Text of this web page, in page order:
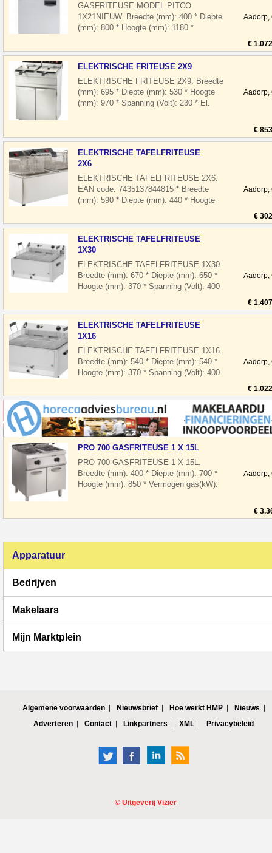
GASFRITEUSE MODEL PITCO
1X21NIEUW. Breedte (mm): 400 * Diepte
(mm): 800 * Hoogte (mm): 1180 *
* Temp.bereik(°C)
Aadorp,
€
ELEKTRISCHE FRITEUSE 2X9
ELEKTRISCHE FRITEUSE 2X9. Breedte
(mm): 695 * Diepte (mm): 530 * Hoogte
(mm): 970 * Spanning (Volt): 230 * El.
Aadorp,
€
ELEKTRISCHE TAFELFRITEUSE
2X6
ELEKTRISCHE TAFELFRITEUSE 2X6.
EAN code: 7435137844815 * Breedte
(mm): 590 * Diepte (mm): 440 * Hoogte
vermo
Aadorp,
€
ELEKTRISCHE TAFELFRITEUSE
1X30
ELEKTRISCHE TAFELFRITEUSE 1X30.
Breedte (mm): 670 * Diepte (mm): 650 *
Hoogte (mm): 370 * Spanning (Volt): 400
Aadorp,
€
ELEKTRISCHE TAFELFRITEUSE
1X16
ELEKTRISCHE TAFELFRITEUSE 1X16.
Breedte (mm): 540 * Diepte (mm): 540 *
Hoogte (mm): 370 * Spanning (Volt): 400
Aadorp,
€
PRO 700 GASFRITEUSE 1 X 15L
PRO 700 GASFRITEUSE 1 X 15L.
Breedte (mm): 400 * Diepte (mm): 700 *
Hoogte (mm): 850 * Vermogen gas(kW):
Aadorp,
€
Apparatuur
Bedrijven
Makelaars
Mijn Marktplein
Algemene voorwaarden Nieuwsbrief Hoe werkt HMP
Nieuws
Adverteren
Contact Linkpartners XML Privacybeleid
© Uitgeverij Vizier